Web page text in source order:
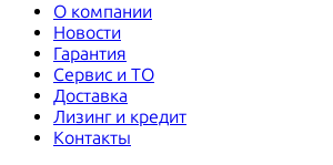
О компании
Новости
Гарантия
Сервис и ТО
Доставка
Лизинг и кредит
Контакты